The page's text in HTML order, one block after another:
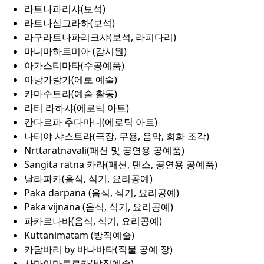
라트나파리샤(보석)
라트나삼그라하(보석)
라구라트나파리크샤(보석, 라피다리)
마니마하트미아 (감시원)
아가스티마타(수공예품)
아낭가랑가(에로 예술)
카마수트라(예술 활동)
라티 라하샤(에로틱 아트)
칸다르파 추다마니(에로틱 아트)
나티야 샤스트라(극장, 무용, 음악, 회화 조각)
Nrttaratnavali(패션 및 공연용 공예품)
Sangita ratna 카라(패션, 댄스, 공연용 공예품)
날라파카(음식, 식기, 요리공예)
Paka darpana (음식, 식기, 요리공예)
Paka vijnana (음식, 식기, 요리공예)
파카르나바(음식, 식기, 요리공예)
Kuttanimatam (방직예술)
카담바리 by 바나바타(직물 공예 장)